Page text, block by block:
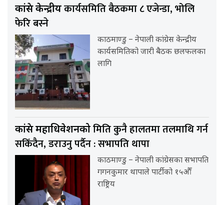
कांग्रेस केन्द्रीयकार्यसमिति बैठकमा ८ एजेन्डा, भोलि
फेरि बस्ने
काठमाण्डु – नेपाली कांग्रेस केन्द्रीय
कार्यसमितिको जारी बैठक छलफलका
लागि
कांग्रेस महाधिवेशनकोमिति कुनै हालतमा तलमाथि गर्न
सकिँदैन, डराउनु पर्दैन : सभापति थापा
काठमाण्डु – नेपाली कांग्रेसका सभापति
गगनकुमार थापाले पार्टीको १५औँ
राष्ट्रिय